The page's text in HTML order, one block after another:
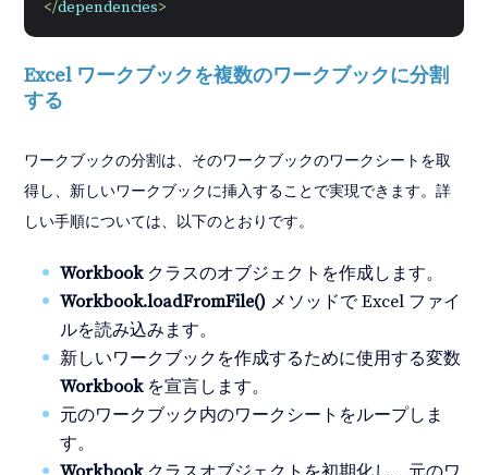
</dependencies>
Excel ワークブックを複数のワークブックに分割
する
ワークブックの分割は、そのワークブックのワークシートを取
得し、新しいワークブックに挿入することで実現できます。詳
しい手順については、以下のとおりです。
Workbookクラスのオブジェクトを作成します。
Workbook.loadFromFile() メソッドで Excel ファイ
ルを読み込みます。
新しいワークブックを作成するために使用する変数
Workbookを宣言します。
元のワークブック内のワークシートをループしま
す。